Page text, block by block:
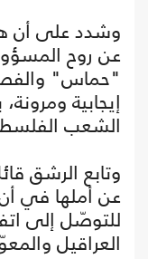
وشدد على أن
عن روح
"حماس"
إيجابية
الشعب
وتابع الرشق
عن أملها في
للتوصّل إلى
العراقيل